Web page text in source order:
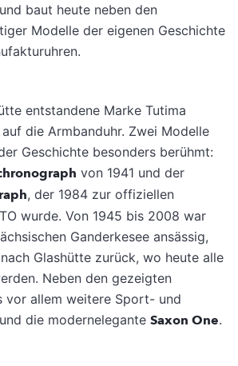
baut heute neben den
Modelle der eigenen Geschichte
entstandene Marke Tutima
die Armbanduhr. Zwei Modelle
Geschichte besonders berühmt:
von 1941 und der
, der 1984 zur offiziellen
wurde. Von 1945 bis 2008 war
Ganderkesee ansässig,
Glashütte zurück, wo heute alle
Neben den gezeigten
vor allem weitere Sport- und
die modernelegante Saxon One.